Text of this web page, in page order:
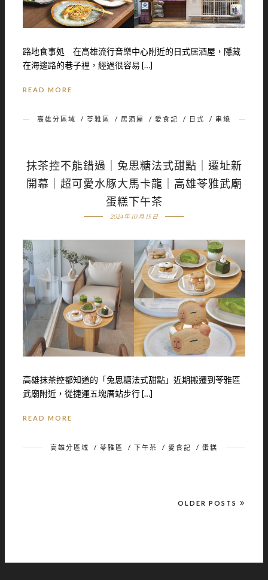
路地食事処 在高雄流行音樂中心附近的日式居酒屋，隱藏
在海邊路的巷子裡，經過很容易 […]
READ MORE
高雄分區域 / 苓雅區 / 居酒屋 / 愛食記 / 日式 / 串燒
抹茶控不能錯過｜兔思糖法式甜點｜遷址新
開幕｜超可愛水豚大馬卡龍｜高雄苓雅武廟
蛋糕下午茶
2024 年 10 月 15 日
高雄抹茶控都知道的「兔思糖法式甜點」近期搬遷到苓雅區
武廟附近，從捷運五塊厝站步行 […]
READ MORE
高雄分區域 / 苓雅區 / 下午茶 / 愛食記 / 蛋糕
OLDER POSTS